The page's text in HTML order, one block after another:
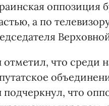
оппозиция
а по
отметил, что среди
что